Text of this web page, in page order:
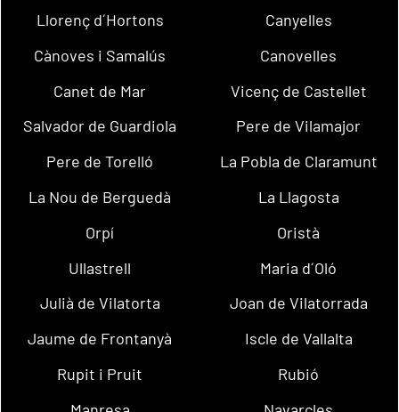
Llorenç d´Hortons
Canyelles
Cànoves i Samalús
Canovelles
Canet de Mar
Vicenç de Castellet
Salvador de Guardiola
Pere de Vilamajor
Pere de Torelló
La Pobla de Claramunt
La Nou de Berguedà
La Llagosta
Orpí
Oristà
Ullastrell
Maria d´Oló
Julià de Vilatorta
Joan de Vilatorrada
Jaume de Frontanyà
Iscle de Vallalta
Rupit i Pruit
Rubió